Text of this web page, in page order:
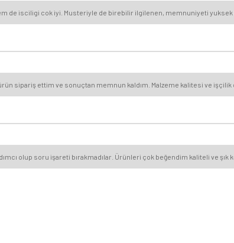
de isciligi cok iyi. Musteriyle de birebilir ilgilenen, memnuniyeti
sipariş ettim ve sonuçtan memnun kaldım. Malzeme kalitesi ve
olup soru işareti bırakmadılar. Ürünleri çok beğendim kaliteli ve